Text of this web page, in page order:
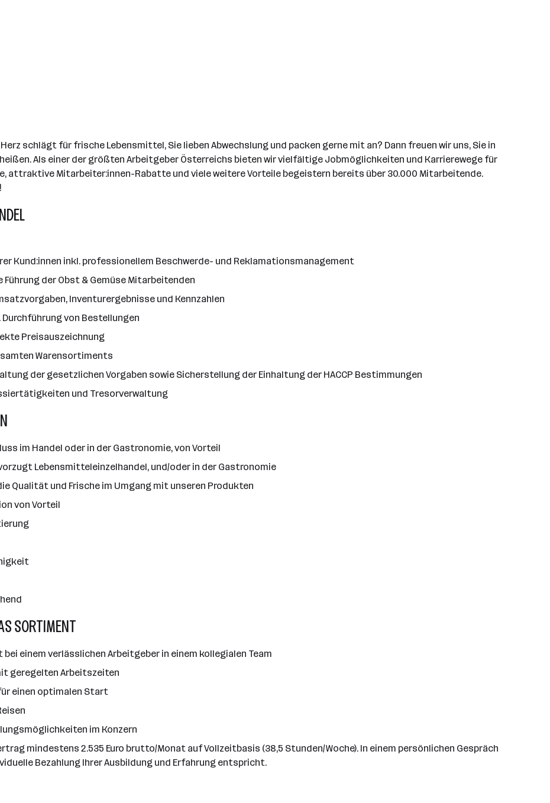
schlägt für frische Lebensmittel, Sie lieben Abwechslung und packen gerne mit an? Dann freuen wir uns, Sie in
heißen. Als einer der größten Arbeitgeber Österreichs bieten wir vielfältige Jobmöglichkeiten und Karrierewege für
attraktive Mitarbeiter:innen-Rabatte und viele weitere Vorteile begeistern bereits über 30.000 Mitarbeitende.
Kund:innen inkl. professionellem Beschwerde- und Reklamationsmanagement
der Obst & Gemüse Mitarbeitenden
Inventurergebnisse und Kennzahlen
von Bestellungen
Preisauszeichnung
Warensortiments
der gesetzlichen Vorgaben sowie Sicherstellung der Einhaltung der HACCP Bestimmungen
und Tresorverwaltung
im Handel oder in der Gastronomie, von Vorteil
Lebensmitteleinzelhandel, und/oder in der Gastronomie
Qualität und Frische im Umgang mit unseren Produkten
von Vorteil
SORTIMENT
einem verlässlichen Arbeitgeber in einem kollegialen Team
geregelten Arbeitszeiten
einen optimalen Start
im Konzern
mindestens 2.535 Euro brutto/Monat auf Vollzeitbasis (38,5 Stunden/Woche). In einem persönlichen Gespräch
Bezahlung Ihrer Ausbildung und Erfahrung entspricht.